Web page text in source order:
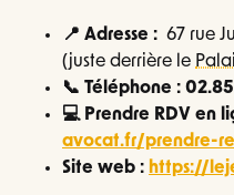
📍 Adresse : 67 rue
(juste derrière le
📞 Téléphone :
💻 Prendre RDV en
avocat.fr/prendre-
Site web : https://